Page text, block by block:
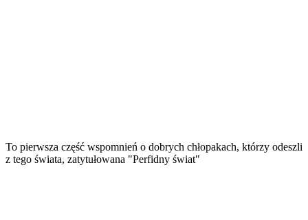
To pierwsza część wspomnień o dobrych chłopakach, którzy odeszli
z tego świata, zatytułowana "Perfidny świat"